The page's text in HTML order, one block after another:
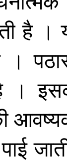
है
।
है ।